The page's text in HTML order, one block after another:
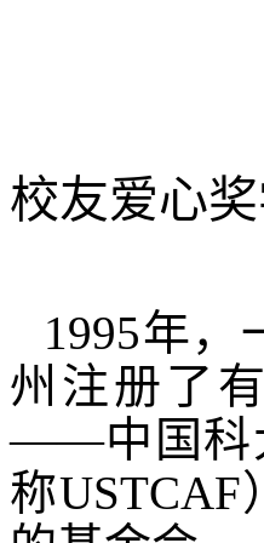
校友爱心
1995年，
州注册了
——中国科
称USTCAF